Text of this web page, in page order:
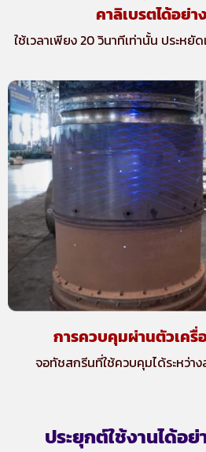
คาลิเบรตได้อย่า
ใช้เวลาเพียง 20 วินาทีเท่านั้น ประหยั
การควบคุมผ่านตัวเครื่
จอทัชสกรีนที่ใช้ควบคุมได้ระหว่า
ประยุกต์ใช้งานได้อ